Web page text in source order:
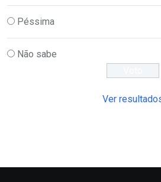
Péssima
Não sabe
Ver